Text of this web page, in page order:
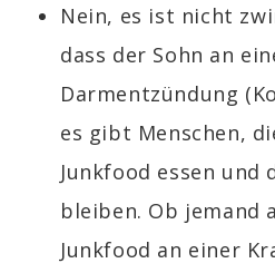
Nein, es ist nicht
dass der Sohn an
Darmentzündung
es gibt Menschen,
Junkfood essen und
bleiben. Ob jemand
Junkfood an einer